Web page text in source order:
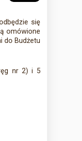
się
omówione
do Budżetu
nr 2) i 5